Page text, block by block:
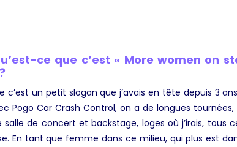
ce que c’est « More women on
c’est un petit slogan que j’avais en tête depuis 3
Pogo Car Crash Control, on a de longues
de concert et backstage, loges où j’irais, tous
En tant que femme dans ce milieu, qui plus est